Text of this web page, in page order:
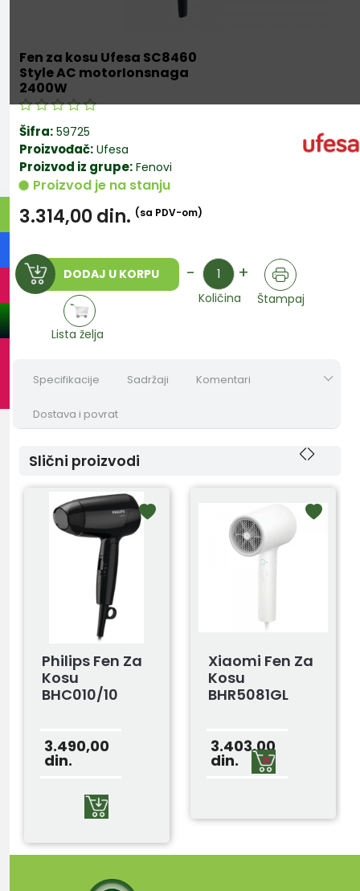
Fen za kosu Ufesa SC8460
Style AC motorIonsnaga
2400W
Šifra: 59725
Proizvođač: Ufesa
Proizvod iz grupe: Fenovi
Proizvod je na stanju
3.314,00din. (sa PDV-om)
DODAJ U KORPU - Količina +
Količina Štampaj
Lista želja
Specifikacije Sadržaji Komentari
Dostava i povrat
Slični proizvodi
Philips Fen Za
Kosu
BHC010/10
3.490,00
din.
Xiaomi Fen Za
Kosu
BHR5081GL
3.403,00
din.